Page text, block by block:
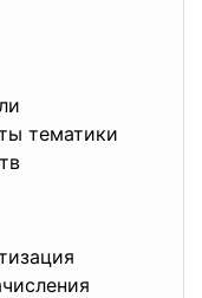
тематики